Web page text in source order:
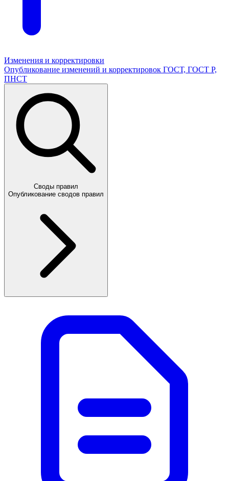
Изменения и корректировки
Опубликование изменений и корректировок ГОСТ, ГОСТ Р,
ПНСТ
Своды правил
Опубликование сводов правил